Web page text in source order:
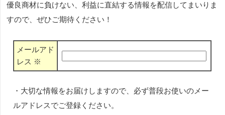
優良商材に負けない、利益に直結する情報を配信してまいりま
すので、ぜひご期待ください！
メールアド
レス ※
・大切な情報をお届けしますので、必ず普段お使いのメー
ルアドレスでご登録ください。